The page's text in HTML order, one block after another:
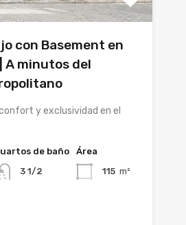
con Basement en
A minutos del
y exclusividad en el
de baño
3 1/2
Área
115 m²